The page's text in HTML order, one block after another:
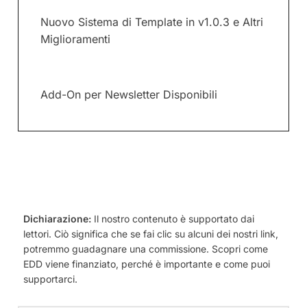
Nuovo Sistema di Template in v1.0.3 e Altri
Miglioramenti
Add-On per Newsletter Disponibili
Dichiarazione: Il nostro contenuto è supportato dai
lettori. Ciò significa che se fai clic su alcuni dei nostri link,
potremmo guadagnare una commissione. Scopri come
EDD viene finanziato, perché è importante e come puoi
supportarci.